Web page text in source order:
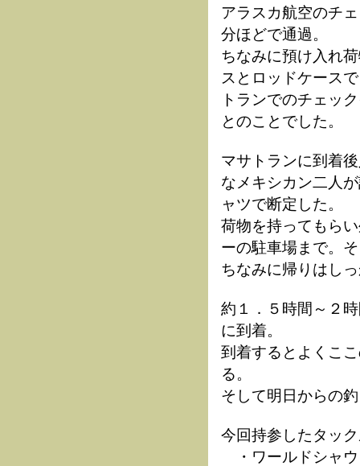
アラスカ航空のチ
分ほどで通過。
ちなみに預け入れ
スとロッドケース
トランでのチェッ
とのことでした。
マサトランに到着
なメキシカン二人
ャツで断定した。
荷物を持ってもら
ーの駐車場まで。
ちなみに帰りはし
約１．５時間～２
に到着。
到着するとよくこ
る。
そして明日からの
今回持参したタッ
・ワールドシャ